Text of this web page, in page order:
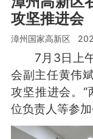
攻坚推进会
漳州国家高新区
7月3日上午
会副主任黄伟
攻坚推进会。“
位负责人等参加